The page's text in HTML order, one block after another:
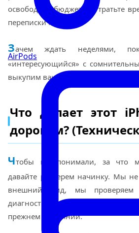
AirPods
освободить бюджет, не тратьте
переписки на Авито.
Зачем ждать неделями,
«интересующийся» с
выкупим ваш iPhone 16 Pro быстро
Что делает этот
дорогим?
Чтобы вы понимали, за что
давайте разберем начинку. Мы
внешний вид, мы
диагностике техника не
прежнем состоянии.